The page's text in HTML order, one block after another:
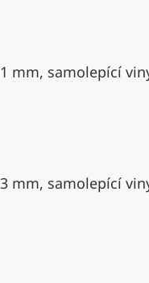
mm, samolepící
mm, samolepící